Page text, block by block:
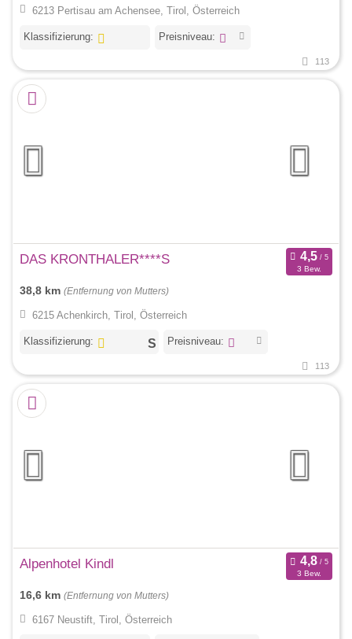
6213 Pertisau am Achensee, Tirol, Österreich
Klassifizierung: Preisniveau:
113
DAS KRONTHALER****S
3 Bew.
38,8 km (Entfernung von Mutters)
6215 Achenkirch, Tirol, Österreich
Klassifizierung: Preisniveau:
113
Alpenhotel Kindl
3 Bew.
16,6 km (Entfernung von Mutters)
6167 Neustift, Tirol, Österreich